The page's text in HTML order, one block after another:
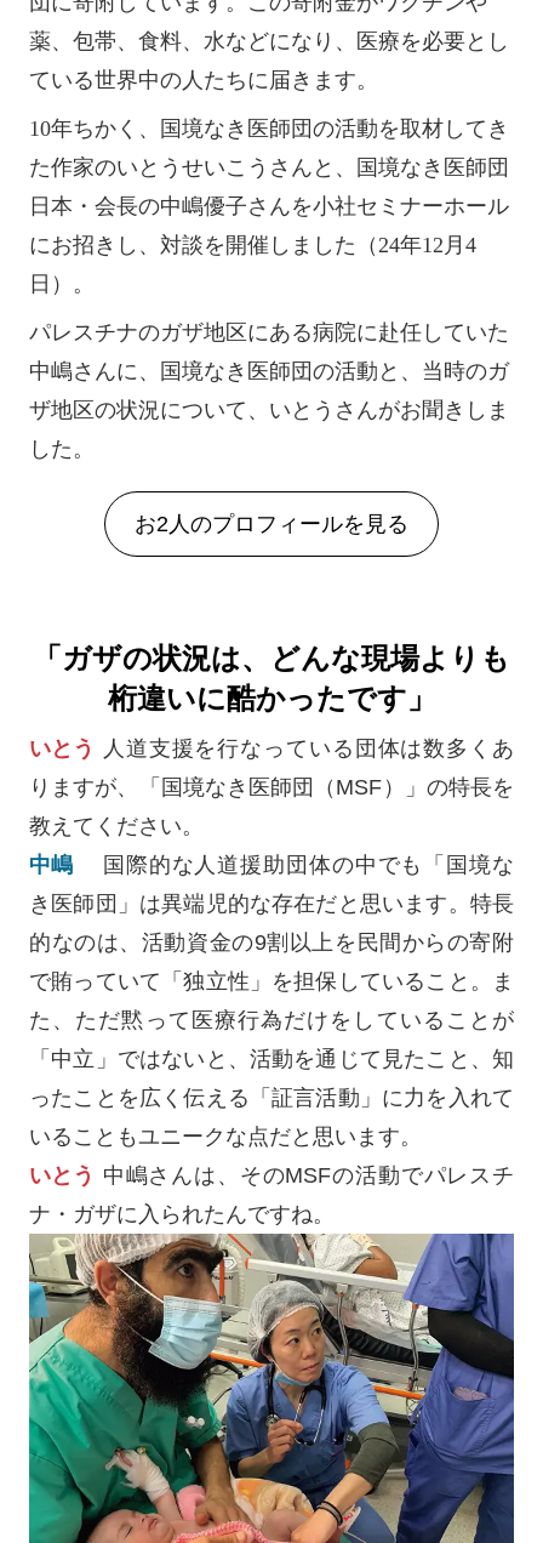
薬、包帯、食料、水などになり、医療を必要とし
ている世界中の人たちに届きます。
10年ちかく、国境なき医師団の活動を取材してき
た作家のいとうせいこうさんと、国境なき医師団
日本・会長の中嶋優子さんを小社セミナーホール
にお招きし、対談を開催しました（24年12月4
日）。
パレスチナのガザ地区にある病院に赴任していた
中嶋さんに、国境なき医師団の活動と、当時のガ
ザ地区の状況について、いとうさんがお聞きしま
した。
お2人のプロフィールを見る
「ガザの状況は、どんな現場よりも
桁違いに酷かったです」
いとう
人道支援を行なっている団体は数多くあ
りますが、「国境なき医師団（MSF）」の特長を
教えてください。
中嶋
国際的な人道援助団体の中でも「国境な
き医師団」は異端児的な存在だと思います。特長
的なのは、活動資金の9割以上を民間からの寄附
で賄っていて「独立性」を担保していること。ま
た、ただ黙って医療行為だけをしていることが
「中立」ではないと、活動を通じて見たこと、知
ったことを広く伝える「証言活動」に力を入れて
いることもユニークな点だと思います。
いとう 中嶋さんは、そのMSFの活動でパレスチ
ナ・ガザに入られたんですね。